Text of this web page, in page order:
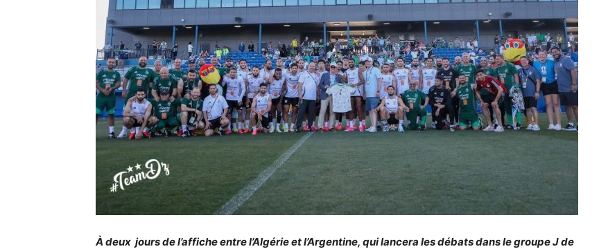
À deux jours de l’affiche entre l’Algérie et l’Argentine, qui lancera les débats dans le groupe J de